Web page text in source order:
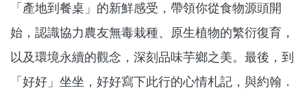
「產地到餐桌」的新鮮感受，帶領你從食物源頭開
始，認識協力農友無毒栽種、原生植物的繁衍復育，
以及環境永續的觀念，深刻品味芋鄉之美。最後，到
「好好」坐坐，好好寫下此行的心情札記，與約翰．